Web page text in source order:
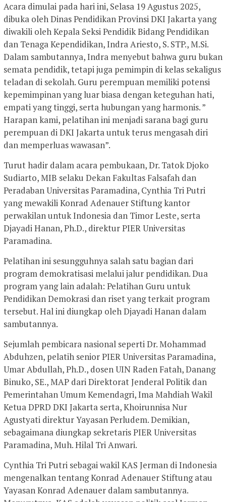
Acara dimulai pada hari ini, Selasa 19 Agustus 2025,
dibuka oleh Dinas Pendidikan Provinsi DKI Jakarta yang
diwakili oleh Kepala Seksi Pendidik Bidang Pendidikan
dan Tenaga Kependidikan, Indra Ariesto, S. STP., M.Si.
Dalam sambutannya, Indra menyebut bahwa guru bukan
semata pendidik, tetapi juga pemimpin di kelas sekaligus
teladan di sekolah. Guru perempuan memiliki potensi
kepemimpinan yang luar biasa dengan keteguhan hati,
empati yang tinggi, serta hubungan yang harmonis. ”
Harapan kami, pelatihan ini menjadi sarana bagi guru
perempuan di DKI Jakarta untuk terus mengasah diri
dan memperluas wawasan”.
Turut hadir dalam acara pembukaan, Dr. Tatok Djoko
Sudiarto, MIB selaku Dekan Fakultas Falsafah dan
Peradaban Universitas Paramadina, Cynthia Tri Putri
yang mewakili Konrad Adenauer Stiftung kantor
perwakilan untuk Indonesia dan Timor Leste, serta
Djayadi Hanan, Ph.D., direktur PIER Universitas
Paramadina.
Pelatihan ini sesungguhnya salah satu bagian dari
program demokratisasi melalui jalur pendidikan. Dua
program yang lain adalah: Pelatihan Guru untuk
Pendidikan Demokrasi dan riset yang terkait program
tersebut. Hal ini diungkap oleh Djayadi Hanan dalam
sambutannya.
Sejumlah pembicara nasional seperti Dr. Mohammad
Abduhzen, pelatih senior PIER Universitas Paramadina,
Umar Abdullah, Ph.D., dosen UIN Raden Fatah, Danang
Binuko, SE., MAP dari Direktorat Jenderal Politik dan
Pemerintahan Umum Kemendagri, Ima Mahdiah Wakil
Ketua DPRD DKI Jakarta serta, Khoirunnisa Nur
Agustyati direktur Yayasan Perludem. Demikian,
sebagaimana diungkap sekretaris PIER Universitas
Paramadina, Muh. Hilal Tri Anwari.
Cynthia Tri Putri sebagai wakil KAS Jerman di Indonesia
mengenalkan tentang Konrad Adenauer Stiftung atau
Yayasan Konrad Adenauer dalam sambutannya.